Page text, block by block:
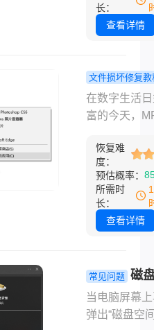
空间却常常
不觉中被各
甚至更新失
对红彤彤的“
间不足”警告
手。那么怎
电脑c盘呢？
在为您提供
基础到高级
全到彻底的
全攻略，涵
法均附有详
用场景、操
与关键注意
您精准释放
长：
查看详情
文件损坏修复教
mp4文件打
怎么修复？
有高效修复
的终极指南
在数字生活
富的今天，
性和压缩比
了我们记录
分享视频、
要资料的首
而，当你兴
器报错、卡
有声音没有
甚至文件完
识别时，那
恢复难
度：
预估概率：
所需时
长：
查看详情
常见问题 磁
不足怎么清
一套全面、
当电脑屏幕
弹出“磁盘空